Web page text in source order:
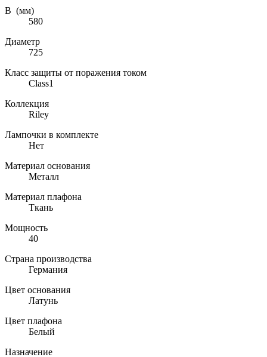
В (мм)
580
Диаметр
725
Класс защиты от поражения током
Class1
Коллекция
Riley
Лампочки в комплекте
Нет
Материал основания
Металл
Материал плафона
Ткань
Мощность
40
Страна производства
Германия
Цвет основания
Латунь
Цвет плафона
Белый
Назначение